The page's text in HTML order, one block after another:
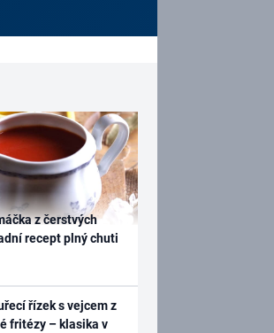
z čerstvých
recept plný chuti
řízek s vejcem z
fritézy – klasika v